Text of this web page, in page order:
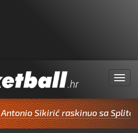
Menu
Sikirić raskinuo sa